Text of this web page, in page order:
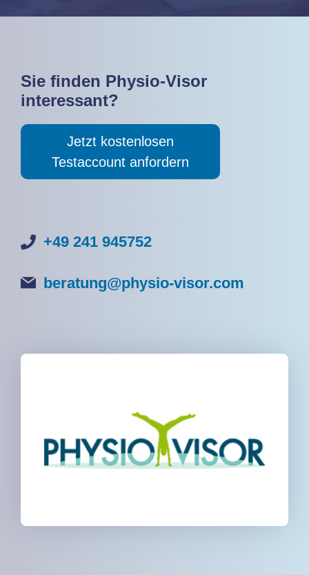
Sie finden Physio-Visor
interessant?
Jetzt kostenlosen
Testaccount anfordern
+49 241 945752
beratung@physio-visor.com